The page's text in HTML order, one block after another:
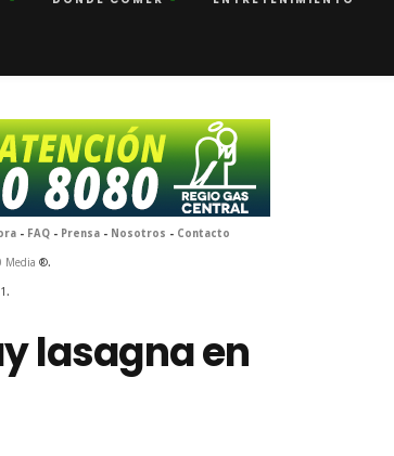
- FAQ - Prensa - Nosotros - Contacto
Media ®.
lasagna en